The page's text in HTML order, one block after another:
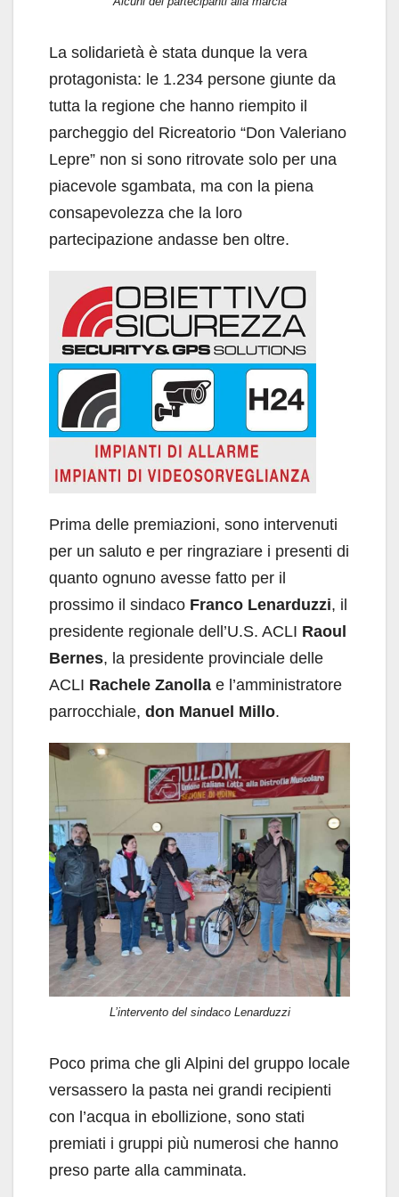
La solidarietà è stata dunque la vera
protagonista: le 1.234 persone giunte da
tutta la regione che hanno riempito il
parcheggio del Ricreatorio “Don Valeriano
Lepre” non si sono ritrovate solo per una
piacevole sgambata, ma con la piena
consapevolezza che la loro
partecipazione andasse ben oltre.
Prima delle premiazioni, sono intervenuti
per un saluto e per ringraziare i presenti di
quanto ognuno avesse fatto per il
prossimo il sindaco Franco Lenarduzzi, il
presidente regionale dell’U.S. ACLI Raoul
Bernes, la presidente provinciale delle
ACLI Rachele Zanolla e l’amministratore
parrocchiale, don Manuel Millo.
L’intervento del sindaco Lenarduzzi
Poco prima che gli Alpini del gruppo locale
versassero la pasta nei grandi recipienti
con l’acqua in ebollizione, sono stati
premiati i gruppi più numerosi che hanno
preso parte alla camminata.